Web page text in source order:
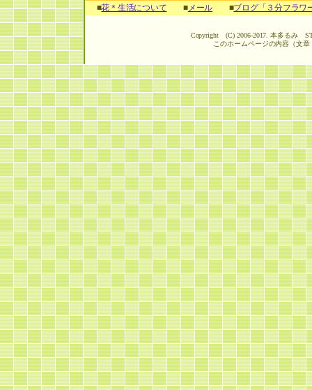
■花＊生活について ■メール ■ブログ「３分フラワ
Copyright (C) 2006-2017. 本多るみ
このホームページの内容（文